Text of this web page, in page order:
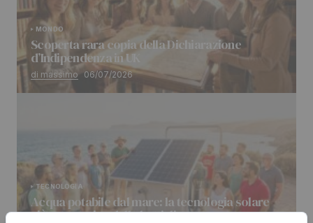
MONDO
Scoperta rara copia della Dichiarazione
d’Indipendenza in UK
di massimo 06/07/2026
TECNOLOGIA
Acqua potabile dal mare: la tecnologia solare
più economica delle bottiglie